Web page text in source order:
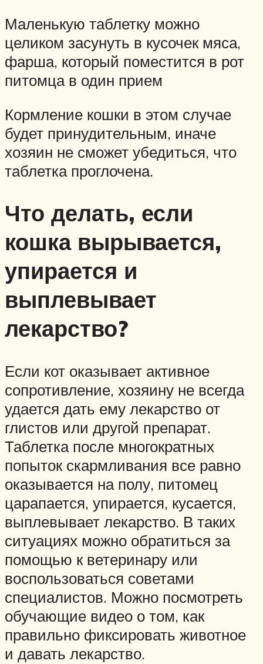
Маленькую таблетку можно
целиком засунуть в кусочек мяса,
фарша, который поместится в рот
питомца в один прием
Кормление кошки в этом случае
будет принудительным, иначе
хозяин не сможет убедиться, что
таблетка проглочена.
Что делать, если
кошка вырывается,
упирается и
выплевывает
лекарство?
Если кот оказывает активное
сопротивление, хозяину не всегда
удается дать ему лекарство от
глистов или другой препарат.
Таблетка после многократных
попыток скармливания все равно
оказывается на полу, питомец
царапается, упирается, кусается,
выплевывает лекарство. В таких
ситуациях можно обратиться за
помощью к ветеринару или
воспользоваться советами
специалистов. Можно посмотреть
обучающие видео о том, как
правильно фиксировать животное
и давать лекарство.